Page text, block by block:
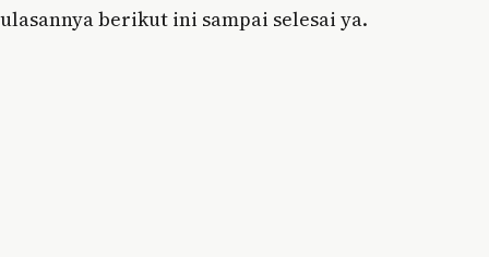
ulasannya berikut ini sampai selesai ya.